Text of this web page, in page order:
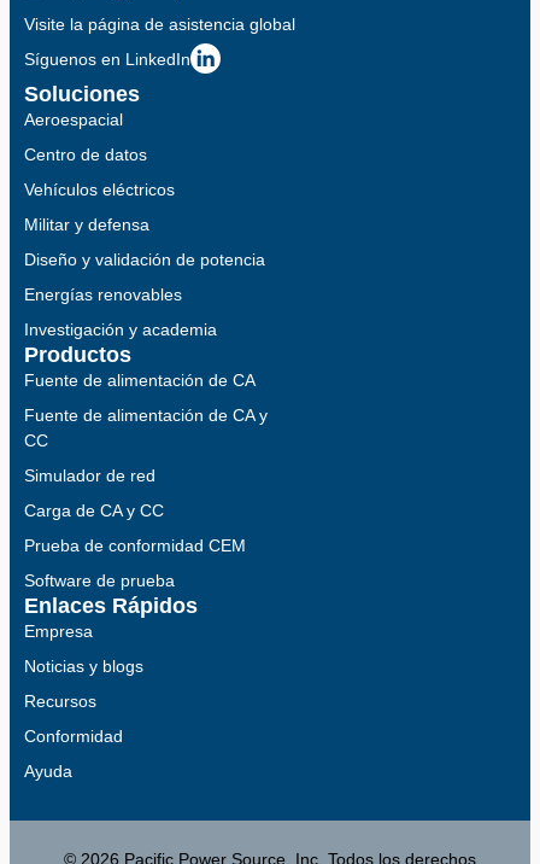
Soluciones
Aeroespacial
Centro de datos
Vehículos eléctricos
Militar y defensa
Diseño y validación de potencia
Energías renovables
Investigación y academia
Productos
Fuente de alimentación de CA
Fuente de alimentación de CA y
CC
Simulador de red
Carga de CA y CC
Prueba de conformidad CEM
Software de prueba
Enlaces Rápidos
Empresa
Noticias y blogs
Recursos
Conformidad
Ayuda
Visite la página de asistencia global
Síguenos en LinkedIn
© 2026 Pacific Power Source, Inc. Todos los derechos